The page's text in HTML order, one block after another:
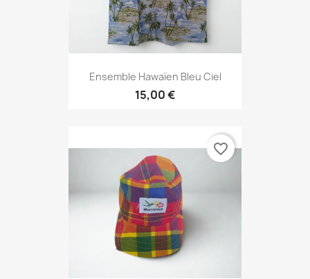
Ensemble Hawaïen Bleu Ciel
15,00 €
favorite_border